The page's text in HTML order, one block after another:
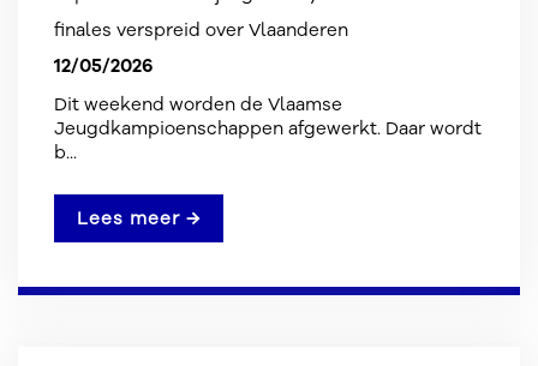
finales verspreid over Vlaanderen
12/05/2026
Dit weekend worden de Vlaamse
Jeugdkampioenschappen afgewerkt. Daar wordt
b...
Lees meer →